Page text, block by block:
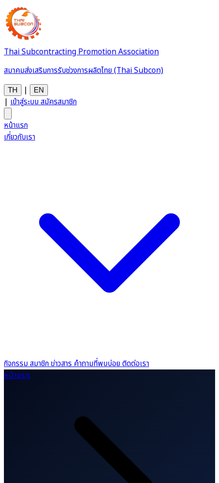
Thai Subcontracting Promotion Association
สมาคมส่งเสริมการรับช่วงการผลิตไทย (Thai Subcon)
TH | EN
| เข้าสู่ระบบสมัครสมาชิก
หน้าแรก
เกี่ยวกับเรา
กิจกรรมสมาชิกข่าวสารคำถามที่พบบ่อยติดต่อเรา
หน้าแรก